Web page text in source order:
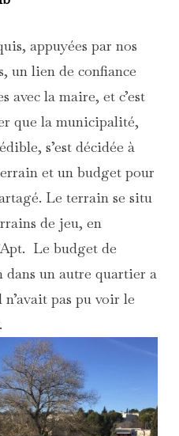
appuyées par nos
un lien de confiance
avec la maire, et c’est
que la municipalité,
s’est décidée à
et un budget pour
Le terrain se situ
de jeu, en
Le budget de
dans un autre quartier a
pas pu voir le